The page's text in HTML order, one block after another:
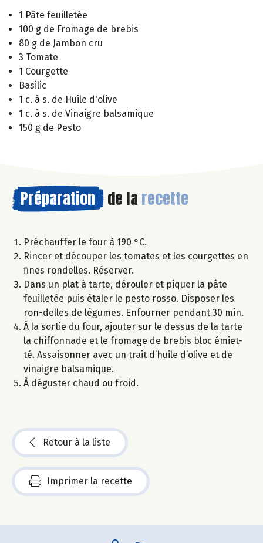
1 Pâte feuilletée
100 g de Fromage de brebis
80 g de Jambon cru
3 Tomate
1 Courgette
Basilic
1 c. à s. de Huile d'olive
1 c. à s. de Vinaigre balsamique
150 g de Pesto
Préparation de la recette
Préchauffer le four à 190 °C.
Rincer et découper les tomates et les courgettes en
fines rondelles. Réserver.
Dans un plat à tarte, dérouler et piquer la pâte
feuilletée puis étaler le pesto rosso. Disposer les
ron-delles de légumes. Enfourner pendant 30 min.
À la sortie du four, ajouter sur le dessus de la tarte
la chiffonnade et le fromage de brebis bloc émiet-
té. Assaisonner avec un trait d’huile d’olive et de
vinaigre balsamique.
À déguster chaud ou froid.
Retour à la liste
Imprimer la recette